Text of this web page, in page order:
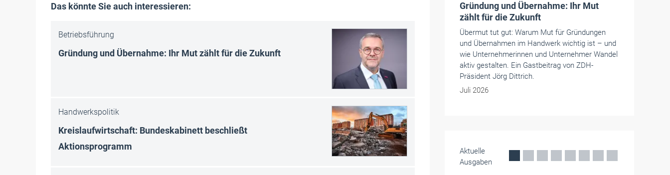
Das könnte Sie auch interessieren:
Betriebsführung
Gründung und Übernahme: Ihr Mut zählt für die Zukunft
Handwerkspolitik
Kreislaufwirtschaft: Bundeskabinett beschließt
Aktionsprogramm
Kreislaufwirtschaft: Bundeskabinett
beschließt Aktionsprogramm
Die Bundesregierung will mit einem
Aktionsprogramm die Nationale
Kreislaufwirtschaftsstrategie umsetzen. Das soll
Ressourcen schonen und die Umwelt schützen.
Das Baugewerbe begrüßt das, sieht aber auch
eine Leerstelle im Programm.
Aktuelle